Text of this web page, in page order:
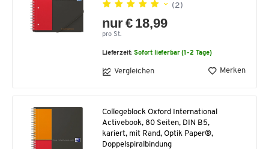
(2)
nur € 18,99
pro St.
Lieferzeit:Sofort lieferbar (1-2 Tage)
Vergleichen Merken
Collegeblock Oxford International
Activebook, 80 Seiten, DIN B5,
kariert, mit Rand, Optik Paper®,
Doppelspiralbindung